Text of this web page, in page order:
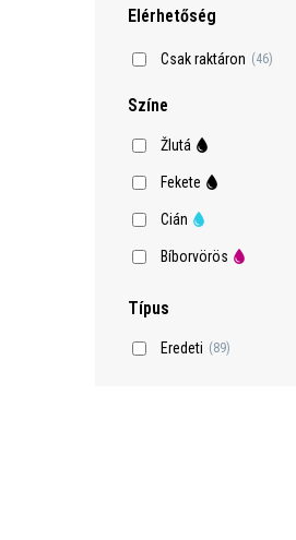
Elérhetőség
Csak raktáron (46)
Színe
Žlutá
Fekete
Cián
Bíborvörös
Típus
Eredeti (89)